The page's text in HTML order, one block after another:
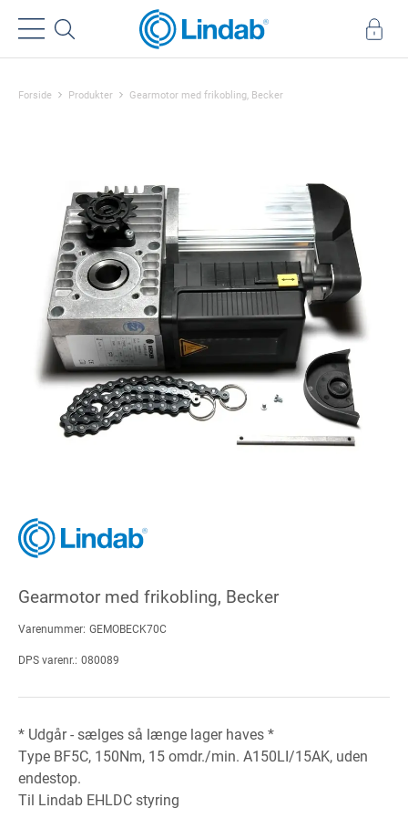
Forside Produkter Gearmotor med frikobling, Becker
Gearmotor med frikobling, Becker
Varenummer: GEMOBECK70C
DPS varenr.: 080089
* Udgår - sælges så længe lager haves *
Type BF5C, 150Nm, 15 omdr./min. A150LI/15AK, uden
endestop.
Til Lindab EHLDC styring